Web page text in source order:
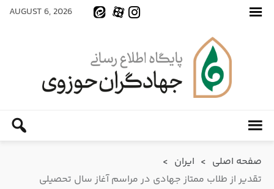
AUGUST 6, 2026
صفحه اصلی > ایران >
تقدیر از طلاب ممتاز جهادی در مراسم آغاز سال تحصیلی